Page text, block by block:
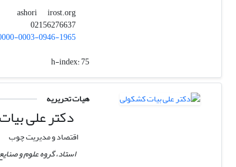
ashori
irost.org
02156276637
0003-0946-1965
h-index:75
هیات تحریریه
دکتر علی
اقتصاد و مدیریت چوب
استاد، گروه علوم و